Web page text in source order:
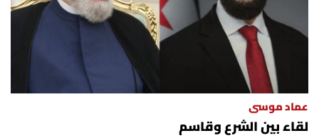
عماد موسى
لقاء بين الشرع وقاسم